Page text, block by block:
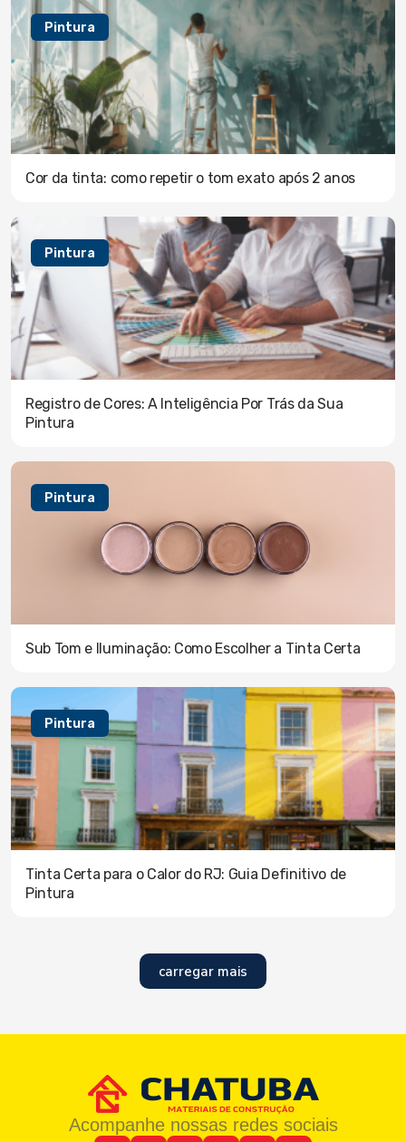
Pintura
Cor da tinta: como repetir o tom exato após 2 anos
Pintura
Registro de Cores: A Inteligência Por Trás da Sua
Pintura
Pintura
Sub Tom e Iluminação: Como Escolher a Tinta Certa
Pintura
Tinta Certa para o Calor do RJ: Guia Definitivo de
Pintura
carregar mais
Acompanhe nossas redes sociais